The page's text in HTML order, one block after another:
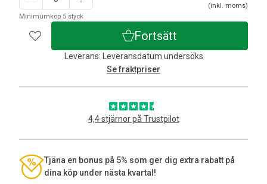
Minimumköp 5 styck
(inkl. moms)
Fortsätt
Leverans: Leveransdatum undersöks
Se fraktpriser
4,4 stjärnor på Trustpilot
Tjäna en bonus på 5% som ger dig extra rabatt på
dina köp under nästa kvartal!